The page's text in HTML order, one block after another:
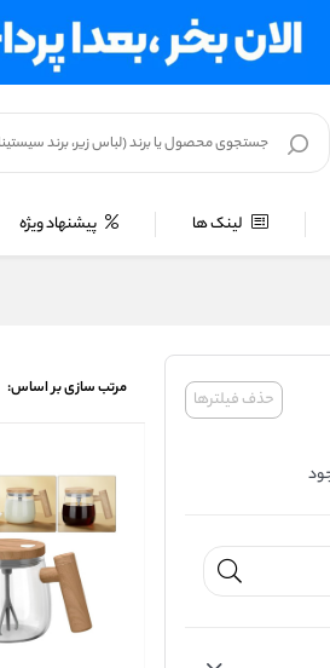
لینک ها پیشنهاد ویژه
حذف فیلترها مرتب سازی بر اساس: